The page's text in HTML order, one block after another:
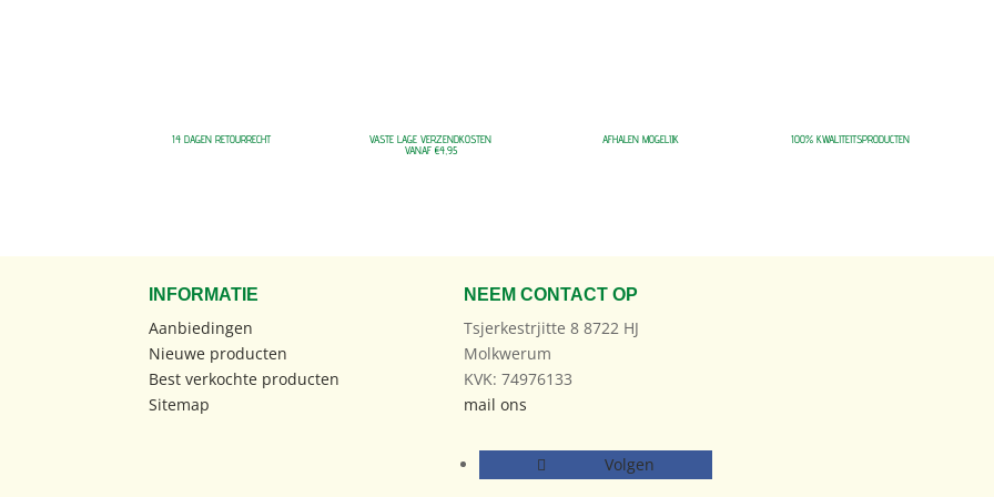
14 DAGEN RETOURRECHT
VASTE LAGE VERZENDKOSTEN
VANAF €4,95
AFHALEN MOGELIJK 100% KWALITEITSPRODUCTEN
INFORMATIE
Aanbiedingen
Nieuwe producten
Best verkochte producten
Sitemap
NEEM CONTACT OP
Tsjerkestrjitte 8 8722 HJ
Molkwerum
KVK: 74976133
mail ons
Volgen